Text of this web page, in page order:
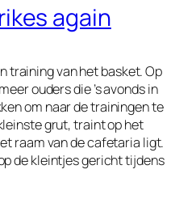
again
training van het basket. Op
ouders die ’s avonds in
om naar de trainingen te
grut, traint op het
raam van de cafetaria ligt.
de kleintjes gericht tijdens